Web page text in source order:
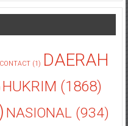
CONTACT(1) DAERAH
HUKRIM (1868)
NASIONAL(934)